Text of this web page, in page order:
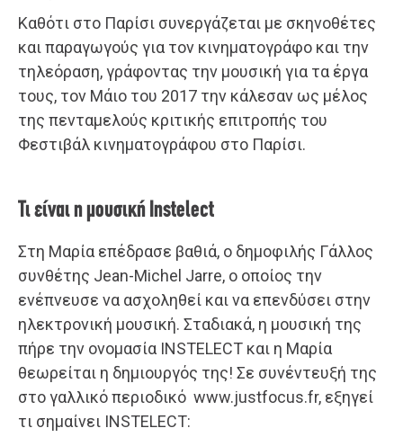
Καθότι στο Παρίσι συνεργάζεται με σκηνοθέτες
και παραγωγούς για τον κινηματογράφο και την
τηλεόραση, γράφοντας την μουσική για τα έργα
τους, τον Μάιο του 2017 την κάλεσαν ως μέλος
της πενταμελούς κριτικής επιτροπής του
Φεστιβάλ κινηματογράφου στο Παρίσι.
Τι είναι η μουσική Instelect
Στη Μαρία επέδρασε βαθιά, ο δημοφιλής Γάλλος
συνθέτης Jean-Michel Jarre, ο οποίος την
ενέπνευσε να ασχοληθεί και να επενδύσει στην
ηλεκτρονική μουσική. Σταδιακά, η μουσική της
πήρε την ονομασία INSTELECT και η Μαρία
θεωρείται η δημιουργός της! Σε συνέντευξή της
στο γαλλικό περιοδικό www.justfocus.fr, εξηγεί
τι σημαίνει INSTELECΤ: